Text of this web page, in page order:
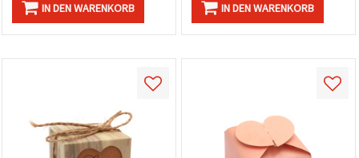
IN DEN WARENKORB IN DEN WARENKORB